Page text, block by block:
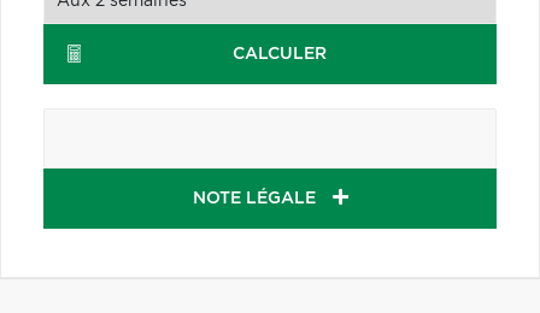
CALCULER
NOTE LÉGALE